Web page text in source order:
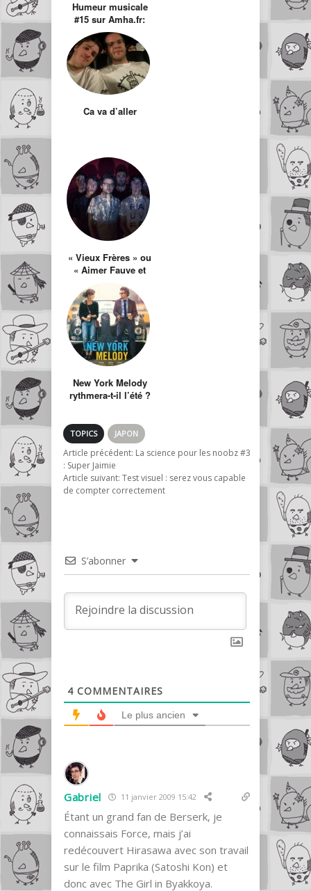
Humeur musicale
#15 sur Amha.fr:
Porno Graffiti
Ca va d’aller
« Vieux Frères » ou
« Aimer Fauve et
dépressive de 15
ans »
New York Melody
rythmera-t-il l’été ?
TOPICS JAPON
Article précédent: La science pour les noobz #3
: Super Jaimie
Article suivant: Test visuel : serez vous capable
de compter correctement
S’abonner
4 COMMENTAIRES
Le plus ancien
Gabriel 11 janvier 2009 15:42
Étant un grand fan de Berserk, je
connaissais Force, mais j’ai
redécouvert Hirasawa avec son travail
sur le film Paprika (Satoshi Kon) et
donc avec The Girl in Byakkoya.